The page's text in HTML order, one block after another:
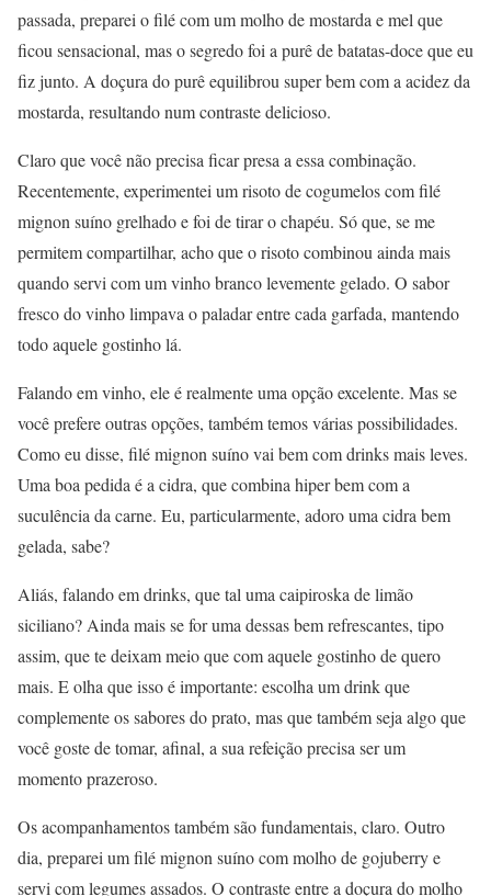
passada, preparei o filé com um molho de mostarda e mel que
ficou sensacional, mas o segredo foi a purê de batatas-doce que eu
fiz junto. A doçura do purê equilibrou super bem com a acidez da
mostarda, resultando num contraste delicioso.
Claro que você não precisa ficar presa a essa combinação.
Recentemente, experimentei um risoto de cogumelos com filé
mignon suíno grelhado e foi de tirar o chapéu. Só que, se me
permitem compartilhar, acho que o risoto combinou ainda mais
quando servi com um vinho branco levemente gelado. O sabor
fresco do vinho limpava o paladar entre cada garfada, mantendo
todo aquele gostinho lá.
Falando em vinho, ele é realmente uma opção excelente. Mas se
você prefere outras opções, também temos várias possibilidades.
Como eu disse, filé mignon suíno vai bem com drinks mais leves.
Uma boa pedida é a cidra, que combina hiper bem com a
suculência da carne. Eu, particularmente, adoro uma cidra bem
gelada, sabe?
Aliás, falando em drinks, que tal uma caipiroska de limão
siciliano? Ainda mais se for uma dessas bem refrescantes, tipo
assim, que te deixam meio que com aquele gostinho de quero
mais. E olha que isso é importante: escolha um drink que
complemente os sabores do prato, mas que também seja algo que
você goste de tomar, afinal, a sua refeição precisa ser um
momento prazeroso.
Os acompanhamentos também são fundamentais, claro. Outro
dia, preparei um filé mignon suíno com molho de gojuberry e
servi com legumes assados. O contraste entre a doçura do molho